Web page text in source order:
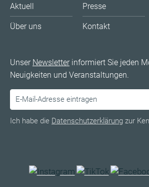
Aktuell
Über uns
Presse
Kontakt
Unser Newsletterinformiert Sie jeden
Neuigkeiten und Veranstaltungen.
Ich habe die Datenschutzerklärung zur